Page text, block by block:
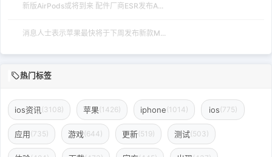
新版AirPods或将到来 配件厂商ESR发布A...
消息人士表示苹果最快将于下周发布新款M...
热门标签
ios资讯 (3108) 苹果(1426) iphone(1014) ios(775)
应用(735) 游戏(644) 更新(519) 测试(503)